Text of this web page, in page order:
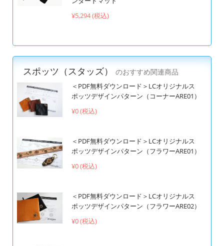
¥5,294 (税込)
スポッツ（スタッズ）
のおすすめ関連商品
＜PDF無料ダウンロード＞LCオリジナルス
ポッツデザインパターン（コーナーARE01）
¥0 (税込)
＜PDF無料ダウンロード＞LCオリジナルス
ポッツデザインパターン（フラワーARE01）
¥0 (税込)
＜PDF無料ダウンロード＞LCオリジナルス
ポッツデザインパターン（フラワーARE02）
¥0 (税込)